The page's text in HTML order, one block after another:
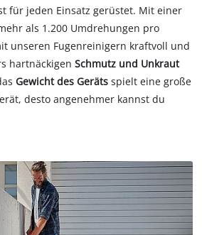
für jeden Einsatz gerüstet. Mit einer
als 1.200 Umdrehungen pro
unseren Fugenreinigern kraftvoll und
hartnäckigenSchmutz und Unkraut
Gewicht des Geräts spielt eine große
desto angenehmer kannst du